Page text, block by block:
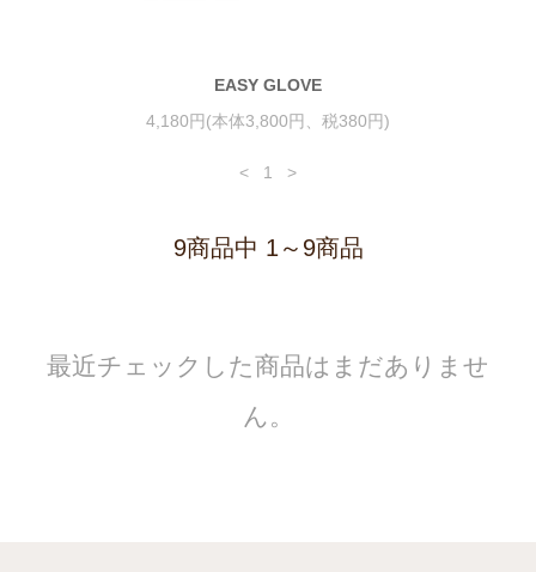
EASY GLOVE
4,180円(本体3,800円、税380円)
< 1 >
9商品中 1～9商品
最近チェックした商品はまだありませ
ん。